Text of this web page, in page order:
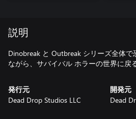
説明
Dinobreak と Outbreak シリーズ全体
ながら、サバイバル ホラーの世界に戻
発行元
Dead Drop Studios LLC
開発元
Dead